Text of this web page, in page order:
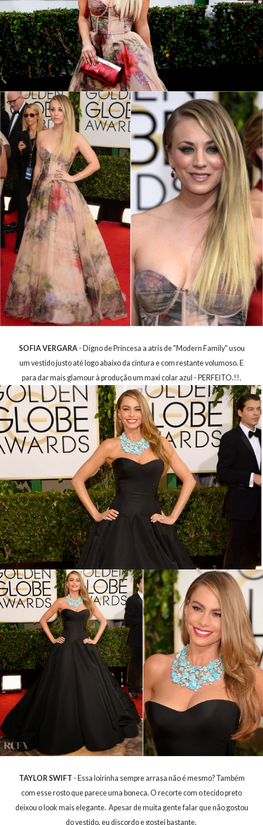
SOFIA VERGARA- Digno de Princesa a atris de "Modern Family" usou
um vestido justo até logo abaixo da cintura e com restante volumoso. E
para dar mais glamour à produção um maxi colar azul - PERFEITO.!!.
TAYLOR SWIFT - Essa loirinha sempre arrasa não é mesmo? Também
com esse rosto que parece uma boneca. O recorte com o tecido preto
deixou o look mais elegante. Apesar de muita gente falar que não gostou
do vestido, eu discordo e gostei bastante.